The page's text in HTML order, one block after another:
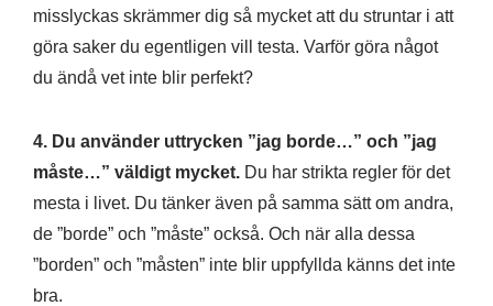
misslyckas skrämmer dig så mycket att du struntar i att
göra saker du egentligen vill testa. Varför göra något
du ändå vet inte blir perfekt?
4. Du använder uttrycken ”jag borde…” och ”jag
måste…” väldigt mycket. Du har strikta regler för det
mesta i livet. Du tänker även på samma sätt om andra,
de ”borde” och ”måste” också. Och när alla dessa
”borden” och ”måsten” inte blir uppfyllda känns det inte
bra.